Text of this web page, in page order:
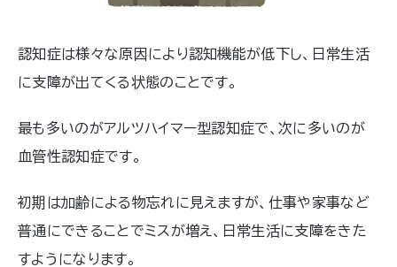
認知症は様々な原因により認知機能が低下し、日常生活
に支障が出てくる状態のことです。
最も多いのがアルツハイマー型認知症で、次に多いのが
血管性認知症です。
初期は加齢による物忘れに見えますが、仕事や家事など
普通にできることでミスが増え、日常生活に支障をきた
すようになります。